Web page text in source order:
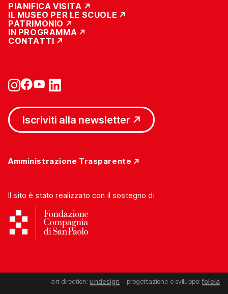
PIANIFICA VISITA
IL MUSEO PER LE SCUOLE
PATRIMONIO
IN PROGRAMMA
CONTATTI
Iscriviti alla newsletter
Amministrazione Trasparente
Il sito è stato realizzato con il sostegno di
art direction:undesign – progettazione e sviluppo:foleia